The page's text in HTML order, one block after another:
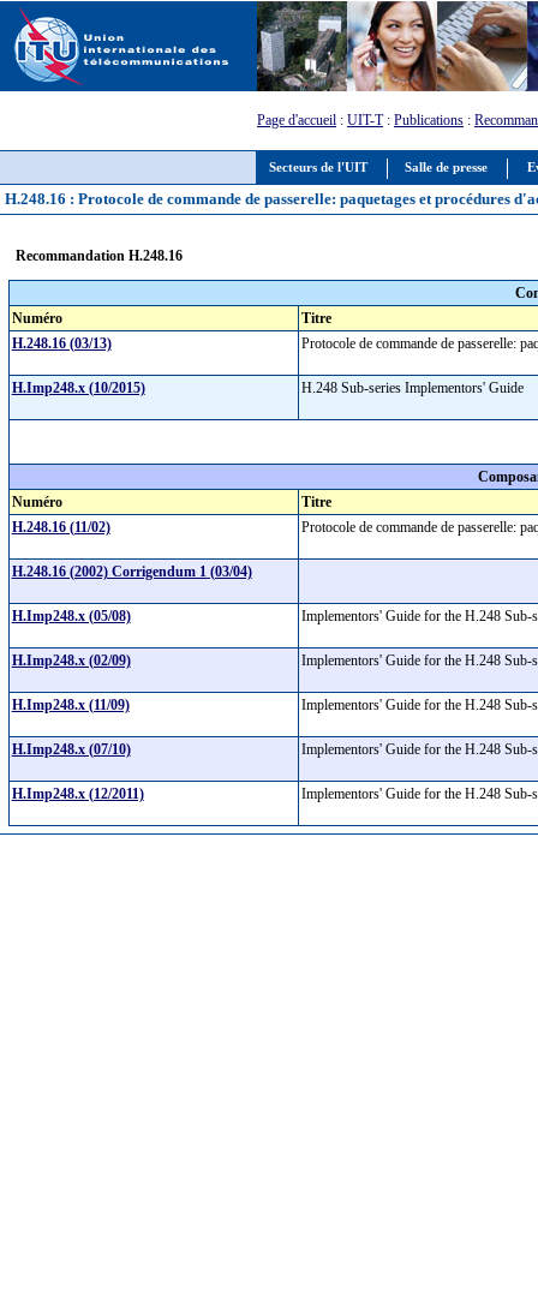
Secteurs de l'UIT Salle de presse
Page d'accueil : UIT-T: Publications :
H.248.16 : Protocole de commande de passerelle: paquetages et procédures
Recommandation H.248.16
Numéro
Titre
H.248.16 (03/13)
Protocole de commande de passerelle:
H.Imp248.x (10/2015) H.248 Sub-series Implementors' Guide
Numéro
Titre
H.248.16 (11/02)
Protocole de commande de passerelle:
H.248.16 (2002) Corrigendum 1 (03/04)
H.Imp248.x (05/08) Implementors' Guide for the H.248
H.Imp248.x (02/09) Implementors' Guide for the H.248
H.Imp248.x (11/09) Implementors' Guide for the H.248
H.Imp248.x (07/10) Implementors' Guide for the H.248
H.Imp248.x (12/2011) Implementors' Guide for the H.248